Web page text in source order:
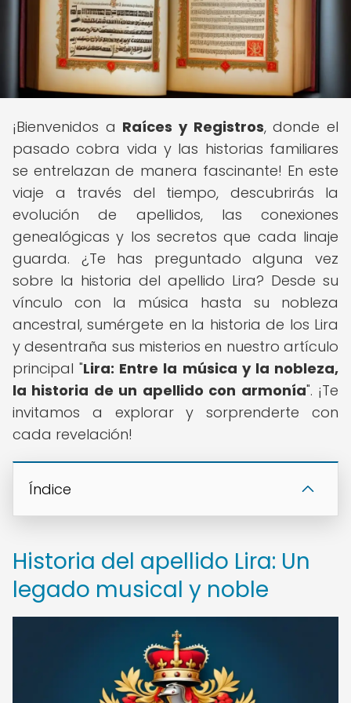
¡Bienvenidos a Raíces y Registros, donde el
pasado cobra vida y las historias familiares
se entrelazan de manera fascinante! En este
viaje a través del tiempo, descubrirás la
evolución de apellidos, las conexiones
genealógicas y los secretos que cada linaje
guarda. ¿Te has preguntado alguna vez
sobre la historia del apellido Lira? Desde su
vínculo con la música hasta su nobleza
ancestral, sumérgete en la historia de los Lira
y desentraña sus misterios en nuestro artículo
principal "Lira: Entre la música y la nobleza,
la historia de un apellido con armonía". ¡Te
invitamos a explorar y sorprenderte con
cada revelación!
Índice
Historia del apellido Lira: Un
legado musical y noble